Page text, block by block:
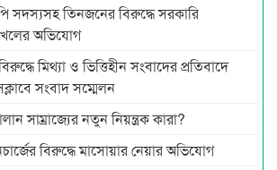
সদস্যসহ তিনজনের বিরুদ্ধে সরকারি
অভিযোগ
মিথ্যা ও ভিত্তিহীন সংবাদের প্রতিবাদে
সংবাদ সম্মেলন
সাম্রাজ্যের নতুন নিয়ন্ত্রক কারা?
বিরুদ্ধে মাসোয়ার নেয়ার অভিযোগ